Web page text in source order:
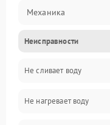
Механика
Управление
Электропитание
Датчики
Неисправности
Не сливает воду
Не нагревает воду